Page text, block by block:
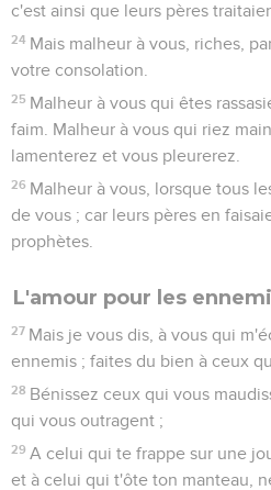
c'est ainsi que leurs pères
24 Mais malheur à vous, riches,
votre consolation.
25 Malheur à vous qui êtes
faim. Malheur à vous qui riez
lamenterez et vous pleurerez.
26 Malheur à vous, lorsque tous
de vous ; car leurs pères en
prophètes.
L'amour pour les
27 Mais je vous dis, à vous qui
ennemis ; faites du bien à ceux
28 Bénissez ceux qui vous
qui vous outragent ;
29 A celui qui te frappe sur une
et à celui qui t'ôte ton manteau,